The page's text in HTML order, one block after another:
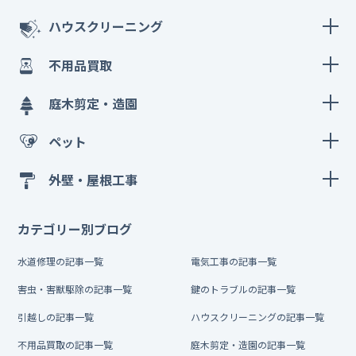
ハウスクリーニング
不用品買取
庭木剪定・造園
ペット
外壁・屋根工事
カテゴリー別ブログ
水道修理の記事一覧 電気工事の記事一覧
害虫・害獣駆除の記事一覧 鍵のトラブルの記事一覧
引越しの記事一覧 ハウスクリーニングの記事一覧
不用品買取の記事一覧 庭木剪定・造園の記事一覧